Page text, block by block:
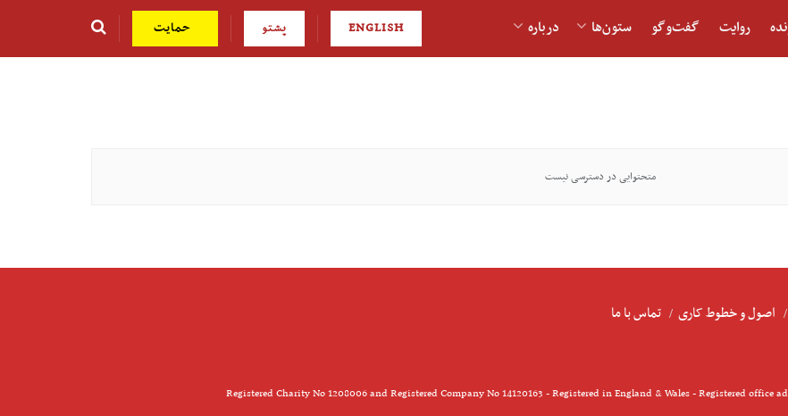
روایت گفت‌و‎گو ستون‌ها درباره ENGLISH پشتو حمایت
متحتوایی در دسترسی نیست
اصول و خطوط کاری تماس با ما
Registered Charity No 1208006 and Registered Company No 14120163 - Registered in England & Wales - Registered office